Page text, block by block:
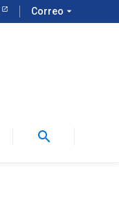
Correo arrow_drop_down
search